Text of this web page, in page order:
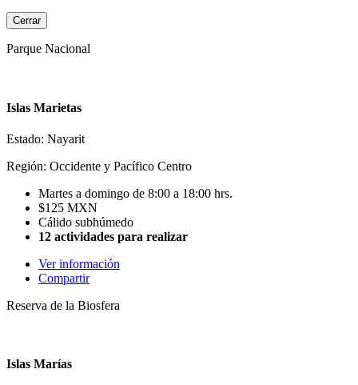
Cerrar
Parque Nacional
Islas Marietas
Estado: Nayarit
Región: Occidente y Pacífico Centro
Martes a domingo de 8:00 a 18:00 hrs.
$125 MXN
Cálido subhúmedo
12 actividades para realizar
Ver información
Compartir
Reserva de la Biosfera
Islas Marías